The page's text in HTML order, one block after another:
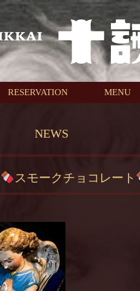
RESERVATION MENU
NEWS
スモークチョコレート